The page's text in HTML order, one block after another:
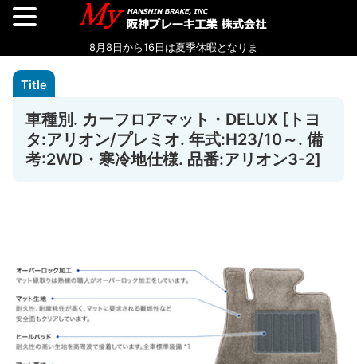
車種別. カーフロアマット・DELUX [トヨ
タ:アリオン/プレミオ. 年式:H23/10～. 備
考:2WD・寒冷地仕様. 品番:アリオン3-2]